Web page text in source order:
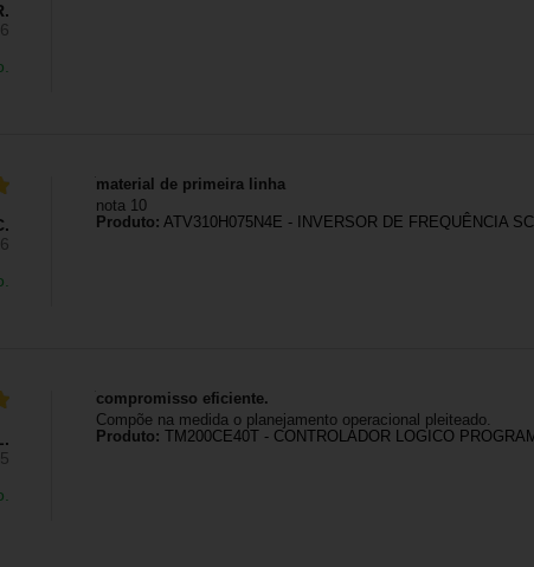
material de primeira linha
nota 10
Produto: ATV310H075N4E - INVERSOR DE FREQUÊNCIA
compromisso eficiente.
Compõe na medida o planejamento operacional pleiteado.
Produto: TM200CE40T - CONTROLADOR LOGICO